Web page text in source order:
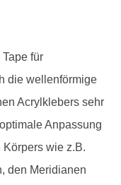
für
die wellenförmige
Acrylklebers sehr
Anpassung
wie z.B.
den Meridianen